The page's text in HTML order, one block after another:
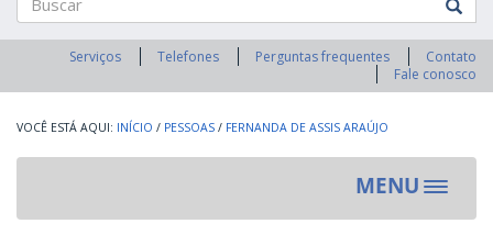
Buscar
Serviços Telefones Perguntas frequentes
Contato
Fale conosco
INÍCIO / PESSOAS / FERNANDA DE ASSIS ARAÚJO
MENU
Toggle